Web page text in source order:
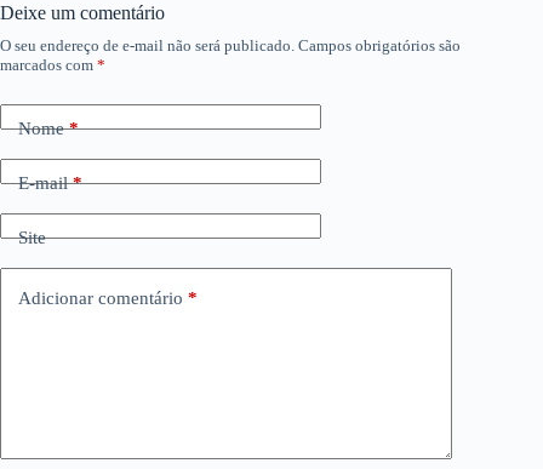
Deixe um comentário
O seu endereço de e-mail não será publicado. Campos obrigatórios são
marcados com *
Nome*
E-mail*
Site
Adicionar comentário *